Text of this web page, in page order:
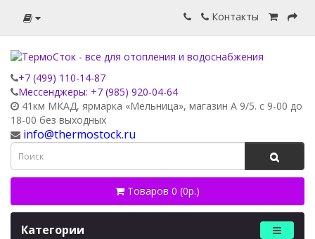
Контакты
+7 (499) 110-14-87
Мессенджеры: +7 (985) 920-04-64
41км МКАД, ярмарка «Мельница», магазин А 9/5. с 9-00 до
18-00 без выходных
info@thermostock.ru
Товаров 0 (0р.)
Категории